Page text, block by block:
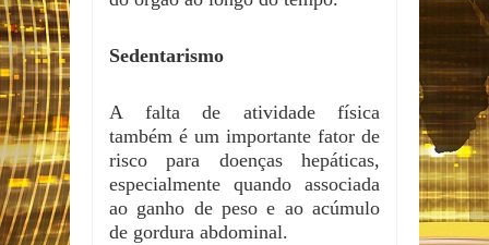
Sedentarismo
A falta de atividade física
também é um importante fator de
risco para doenças hepáticas,
especialmente quando associada
ao ganho de peso e ao acúmulo
de gordura abdominal.